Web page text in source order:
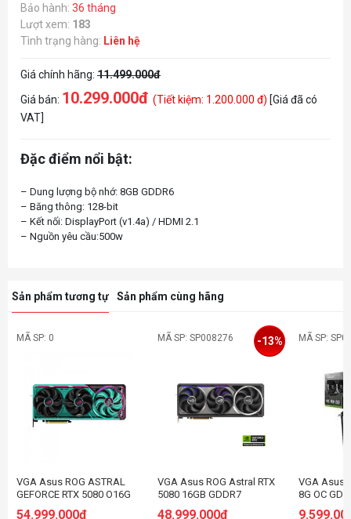
Bảo hành: 36 tháng
Lượt xem: 183
Tình trạng hàng: Liên hệ
Giá chính hãng: 11.499.000đ
Giá bán: 10.299.000đ (Tiết kiệm: 1.200.000 đ) [Giá đã có
VAT]
Đặc điểm nổi bật:
– Dung lượng bộ nhớ: 8GB GDDR6
– Băng thông: 128-bit
– Kết nối: DisplayPort (v1.4a) / HDMI 2.1
Sản phẩm tương tự Sản phẩm cùng hãng
MÃ SP: 0
VGA Asus ROG ASTRAL
GEFORCE RTX 5080 O16G
54.999.000đ
MÃ SP: SP008276
VGA Asus ROG Astral RTX
5080 16GB GDDR7
48.999.000đ
-13% MÃ SP:
VGA Asus
8G OC